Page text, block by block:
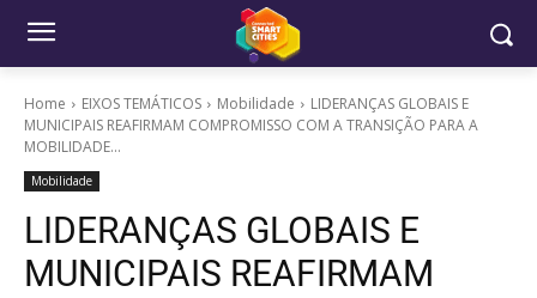
Home EIXOS TEMÁTICOS Mobilidade
LIDERANÇAS GLOBAIS E
MUNICIPAIS REAFIRMAM COMPROMISSO COM A TRANSIÇÃO PARA A
MOBILIDADE...
Mobilidade
LIDERANÇAS GLOBAIS E
MUNICIPAIS REAFIRMAM